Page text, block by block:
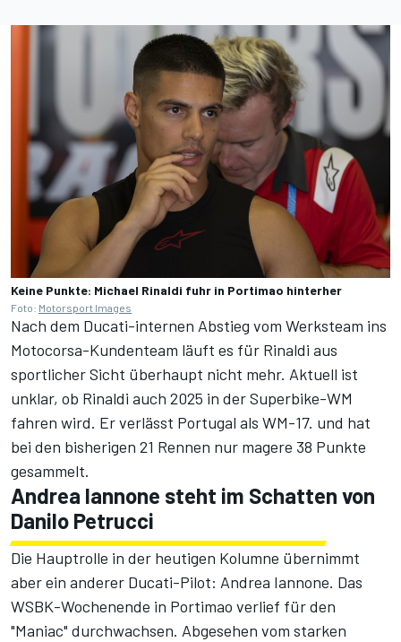
Keine Punkte: Michael Rinaldi fuhr in Portimao hinterher
Foto: Motorsport Images
Nach dem Ducati-internen Abstieg vom Werksteam ins
Motocorsa-Kundenteam läuft es für Rinaldi aus
sportlicher Sicht überhaupt nicht mehr. Aktuell ist
unklar, ob Rinaldi auch 2025 in der Superbike-WM
fahren wird. Er verlässt Portugal als WM-17. und hat
bei den bisherigen 21 Rennen nur magere 38 Punkte
gesammelt.
Andrea Iannone steht im Schatten von
Danilo Petrucci
Die Hauptrolle in der heutigen Kolumne übernimmt
aber ein anderer Ducati-Pilot: Andrea Iannone. Das
WSBK-Wochenende in Portimao verlief für den
"Maniac" durchwachsen. Abgesehen vom starken